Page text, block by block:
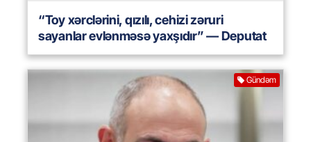
“Toy xərclərini, qızılı, cehizi zəruri
sayanlar evlənməsə yaxşıdır” — Deputat
Gündəm